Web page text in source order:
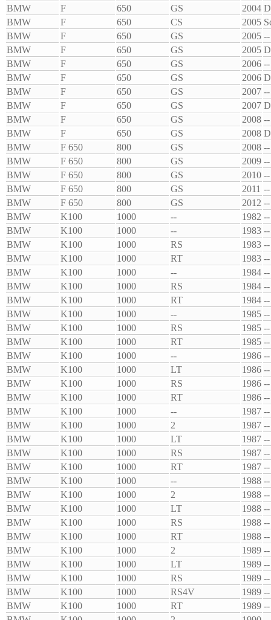
BMW
F 650 GS 2004
BMW
F 650 CS 2005
BMW
F 650 GS 2005 --
BMW
F 650 GS 2005
BMW
F 650 GS 2006 --
BMW
F 650 GS 2006
BMW
F 650 GS 2007 --
BMW
F 650 GS 2007
BMW
F 650 GS 2008 --
BMW
F 650 GS 2008
BMW
F 650 800 GS 2008 --
BMW
F 650 800 GS 2009 --
BMW
F 650 800 GS 2010 --
BMW
F 650 800 GS 2011 --
BMW
F 650 800 GS 2012 --
BMW
K100 1000 -- 1982 --
BMW
K100 1000 -- 1983 --
BMW
K100 1000 RS 1983 --
BMW
K100 1000 RT 1983 --
BMW
K100 1000 -- 1984 --
BMW
K100 1000 RS 1984 --
BMW
K100 1000 RT 1984 --
BMW
K100 1000 -- 1985 --
BMW
K100 1000 RS 1985 --
BMW
K100 1000 RT 1985 --
BMW
K100 1000 -- 1986 --
BMW
K100 1000 LT 1986 --
BMW
K100 1000 RS 1986 --
BMW
K100 1000 RT 1986 --
BMW
K100 1000 -- 1987 --
BMW
K100 1000 2 1987 --
BMW
K100 1000 LT 1987 --
BMW
K100 1000 RS 1987 --
BMW
K100 1000 RT 1987 --
BMW
K100 1000 -- 1988 --
BMW
K100 1000 2 1988 --
BMW
K100 1000 LT 1988 --
BMW
K100 1000 RS 1988 --
BMW
K100 1000 RT 1988 --
BMW
K100 1000 2 1989 --
BMW
K100 1000 LT 1989 --
BMW
K100 1000 RS 1989 --
BMW
K100 1000 RS4V 1989 --
BMW
K100 1000 RT 1989 --